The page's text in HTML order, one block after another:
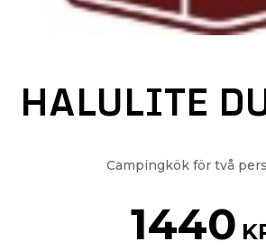
HALULITE
Campingkök för två
1440